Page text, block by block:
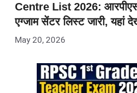
Centre List 2026:
एग्जाम सेंटर लिस्ट जारी, यहां
May 20, 2026